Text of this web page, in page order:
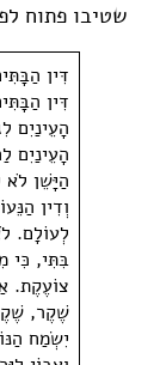
שטיבו פתוח
​דִּין
דִּין
הָעֵינַיִם
הָעֵינַיִם
הַיָּשֵׁן לֹא
וְדִין
לְעוֹלָם.
בִּתִּי, כִּי
צוֹעֶקֶת.
שֶׁקֶר,
יִשְׂמַח